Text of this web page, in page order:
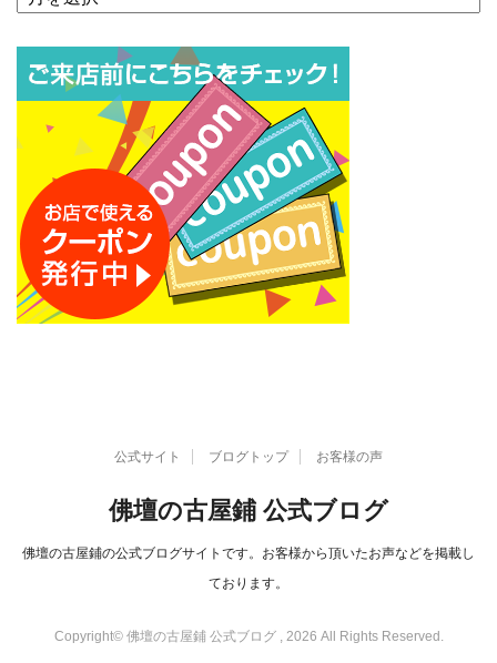
ー
ブ
公式サイト ブログトップ お客様の声
佛壇の古屋鋪 公式ブログ
佛壇の古屋鋪の公式ブログサイトです。お客様から頂いたお声などを掲載し
ております。
Copyright© 佛壇の古屋鋪 公式ブログ , 2026 All Rights Reserved.